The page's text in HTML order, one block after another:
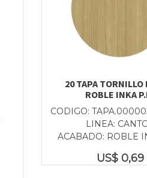
20 TAPA TORNILLO
ROBLE INKA
CODIGO:
LINEA:
ACABADO: ROBLE
US$ 0,69